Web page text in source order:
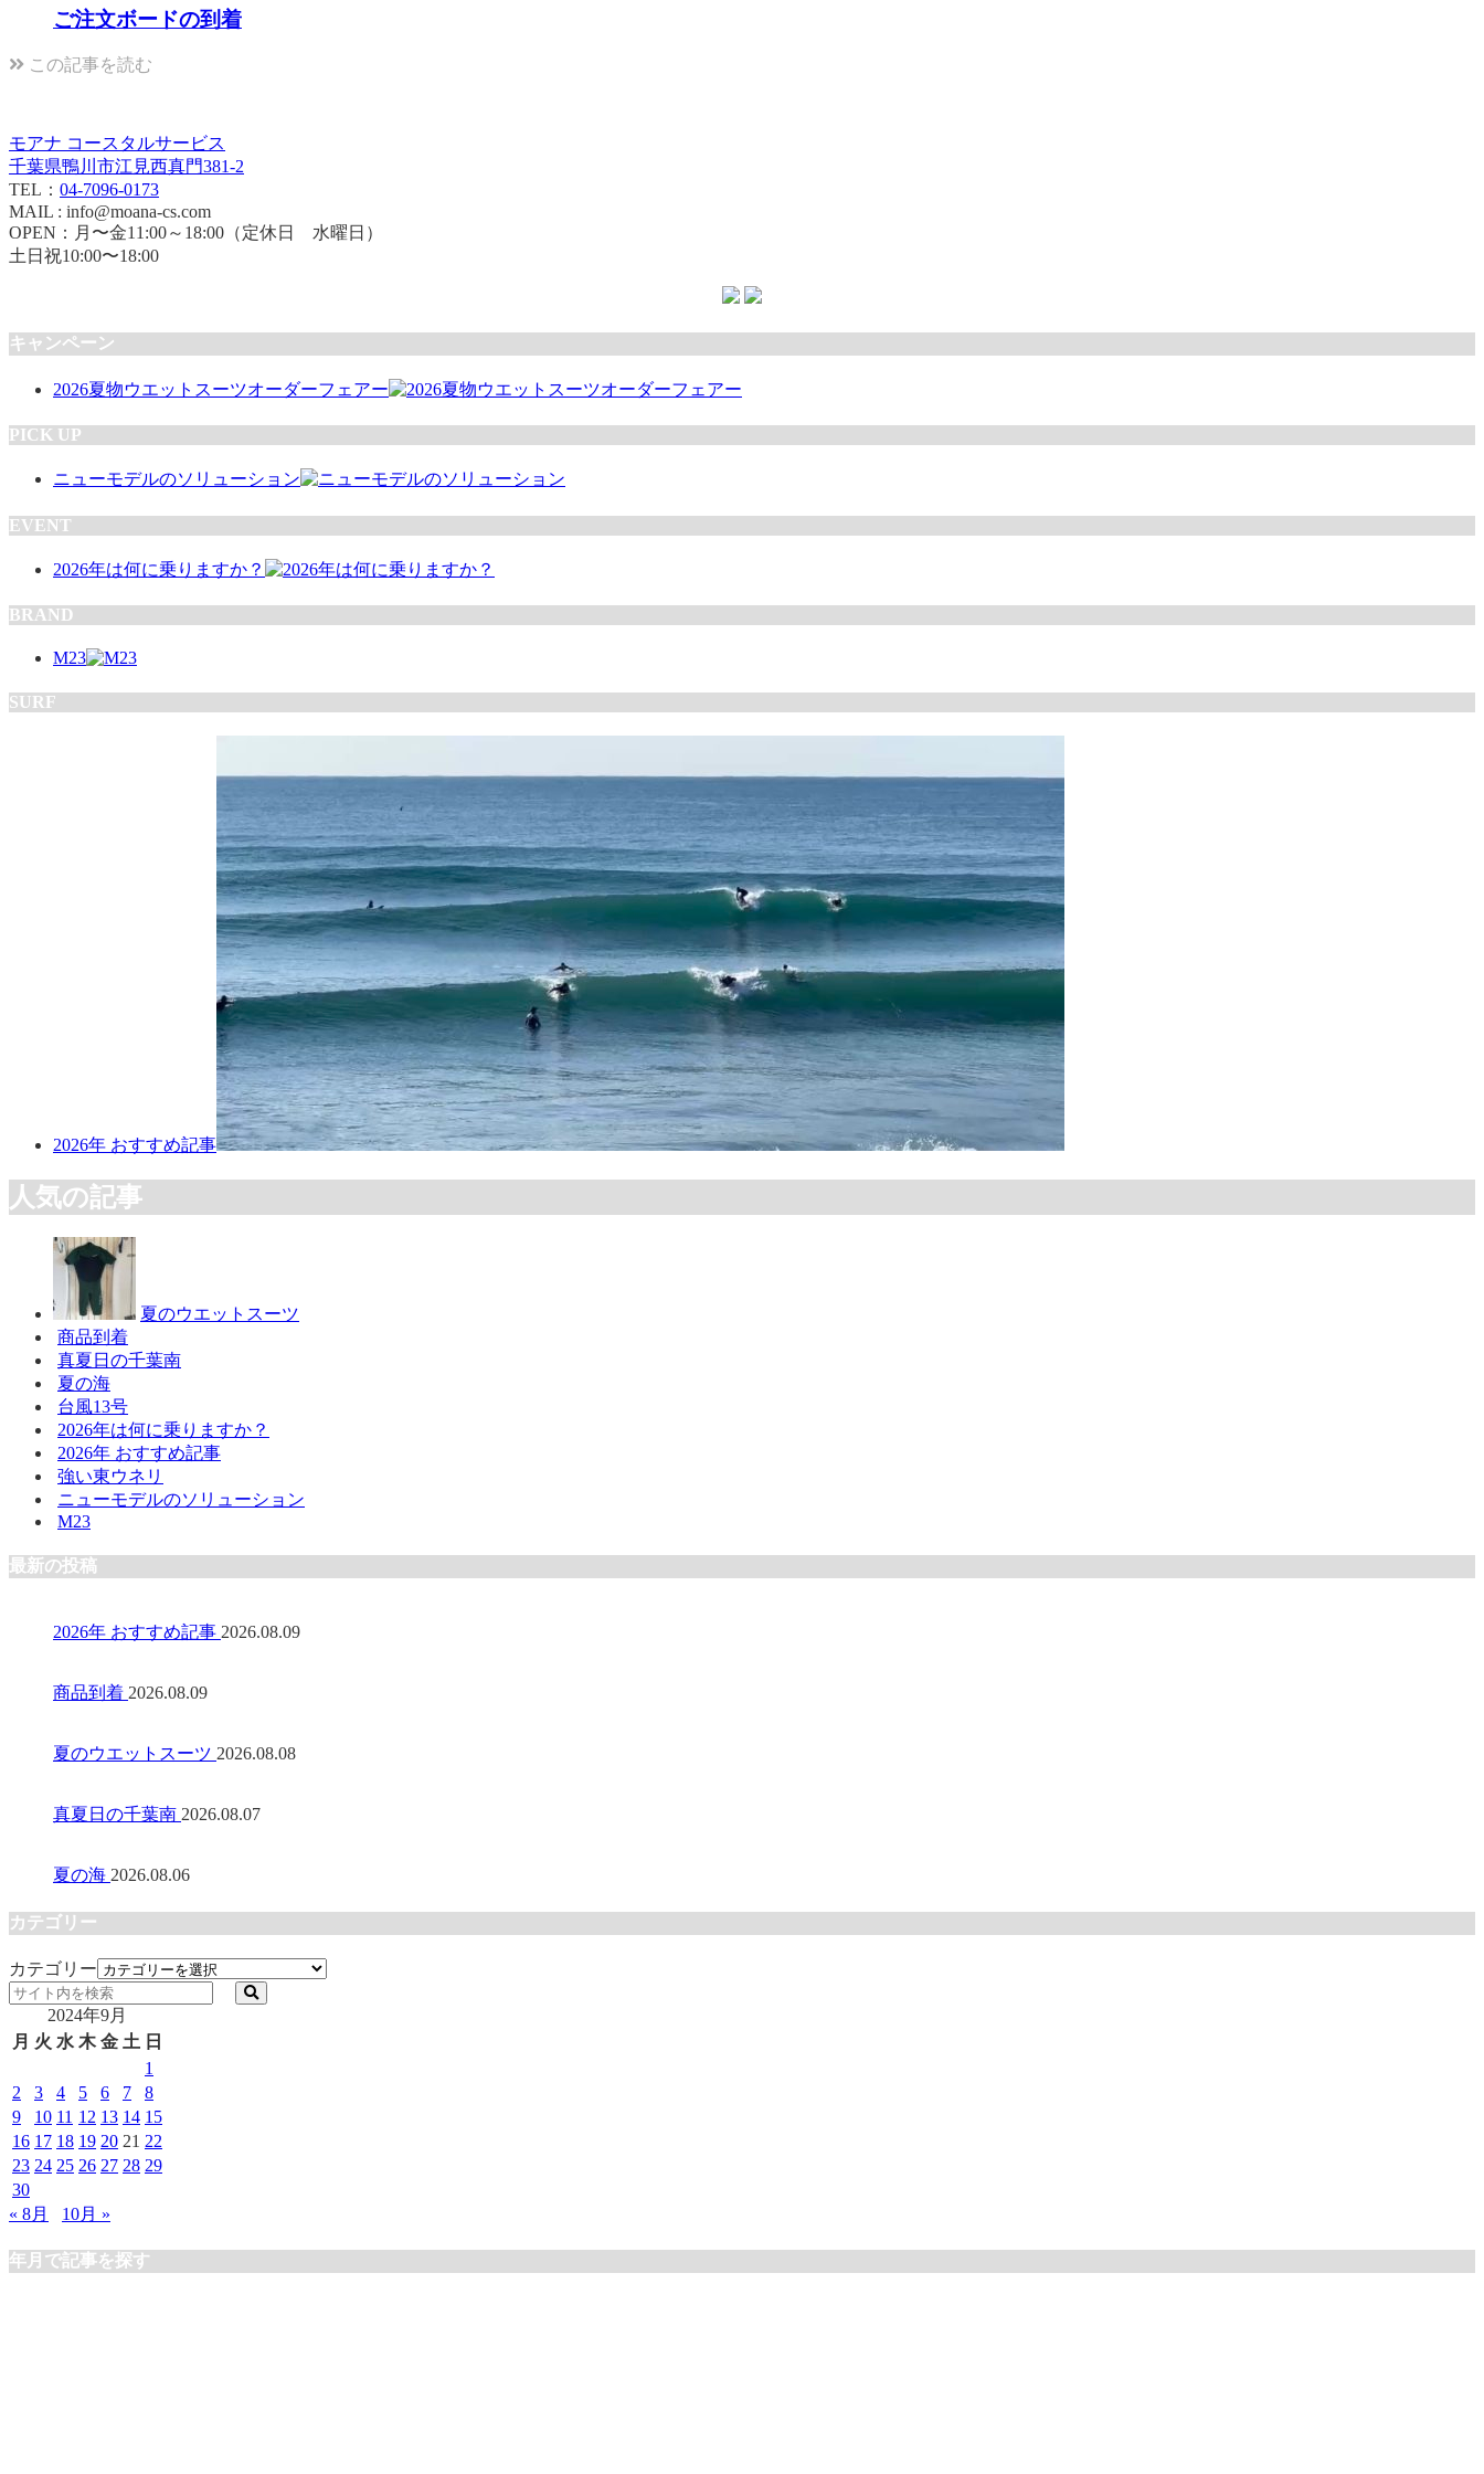
ご注文ボードの到着
この記事を読む
モアナ コースタルサービス
千葉県鴨川市江見西真門381-2
TEL： 04-7096-0173
MAIL : info@moana-cs.com
OPEN：月〜金11:00～18:00（定休日 水曜日）
土日祝10:00〜18:00
キャンペーン
2026夏物ウエットスーツオーダーフェアー
PICK UP
ニューモデルのソリューション
EVENT
2026年は何に乗りますか？
BRAND
M23
SURF
2026年 おすすめ記事
人気の記事
夏のウエットスーツ
商品到着
真夏日の千葉南
夏の海
台風13号
2026年は何に乗りますか？
2026年 おすすめ記事
強い東ウネリ
ニューモデルのソリューション
M23
最新の投稿
2026年 おすすめ記事 2026.08.09
商品到着 2026.08.09
夏のウエットスーツ 2026.08.08
真夏日の千葉南 2026.08.07
夏の海 2026.08.06
カテゴリー
カテゴリー
2024年9月
月 火 水 木 金 土 日
1
2
3 4 5 6 7
8
9
10 11 12 13 14 15
16 17 18 19 20 21 22
23 24 25 26 27 28 29
30
« 8月
10月 »
年月で記事を探す